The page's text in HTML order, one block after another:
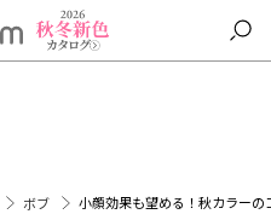
ボブ 小顔効果も望める！秋カラー